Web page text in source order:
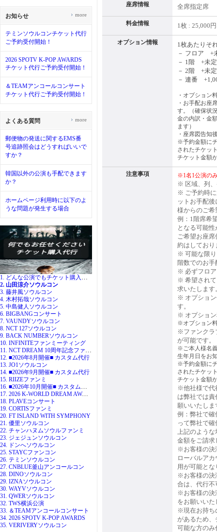
お知らせ
テミンソウルコンチケット代行
ご予約受付開始！
2026 SPOTV K-POP AWARDS
チケット代行ご予約受付開始！
＆TEAMアンコールコンサート
チケット代行ご予約受付開始！
› more
よくある質問
郵便物の発送に関するEMS番
号追跡照会はどうすればいいで
すか？
韓国以外の公演も手配できます
か？
ホームページ利用時に以下のよ
うな問題が発生する場合
› more
1. どんな公演でもチケット購入代行
2. 山田涼介ソウルコン
3. 藤井風ソウルコン
4. 木村拓哉ソウルコン
5. 中島健人ソウルコン
6. BIGBANGコンサート
7. VAUNDYソウルコン
8. NCT 127ソウルコン
9. BACK NUMBERソウルコン
10. INFINITEファンミーティング
11. NCT DREAM 10周年記念ファンミ
12. ■2026年8月開催■ カスタム代行
13. JO1ソウルコン
14. ■2026年9月開催■ カスタム代行
15. RIIZEファンミ
16. ■2026年10月開催■ カスタム代行
17. 2026 K-WORLD DREAM AWARDS
18. PLAVEコンサート
19. CORTISファンミ
20. FT ISLAND WITH SYMPHONY
21. 優里ソウルコン
22. チャンハヌムソウルファンミ
23. ジェジュンソウルコン
24. ドンへソウルコン
25. STAYCファンコン
26. テミンソウルコン
27. CNBLUE釜山アンコールコン
28. DINOソウルコン
29. IZNAソウルコン
30. WAYVソウルコン
31. QWERソウルコン
32. TWS横浜公演
33. ＆TEAMアンコールコンサート
34. 2026 SPOTV K-POP AWARDS
35. VERIVERYソウルコン
座席情報 全席指定席
料金情報 1枚 : 25,000
オプション情報
1枚あたりそ
－ フロア +
－ 1階 +未定
－ 2階 +未定
－ 連番
・オプション
・お手配お座
す。（確保状
金の内訳・金
ます）
・ 座席図告知
※予約金額に
されたチケッ
チケット金額
注意事項 ※1名1公演の
※ 区域、列
※ ご予約時
ットお手配
様からのご希
例：1階席希
となる可能
ご希望お座
約はしており
※ 可能な限
階数でのお
※ 必ずフロ
※ 希望され
求いたします
※ オプショ
す。
※ オプショ
※オプション
※ファンクラ
が可能です。
※ご本人様名
生年月日をお
※予約金額に
されたチケッ
チケット金額
※他社様で代
は弊社では
願いいたしま
例：弊社で確
って弊社で
上記のような
金額をご請求
※お客様の決
ローバルア
用が可能とな
※お客様の決
合は、代行不
※お客様の決
をお願いいた
※現在お持ち
があるため
可能な方のみ